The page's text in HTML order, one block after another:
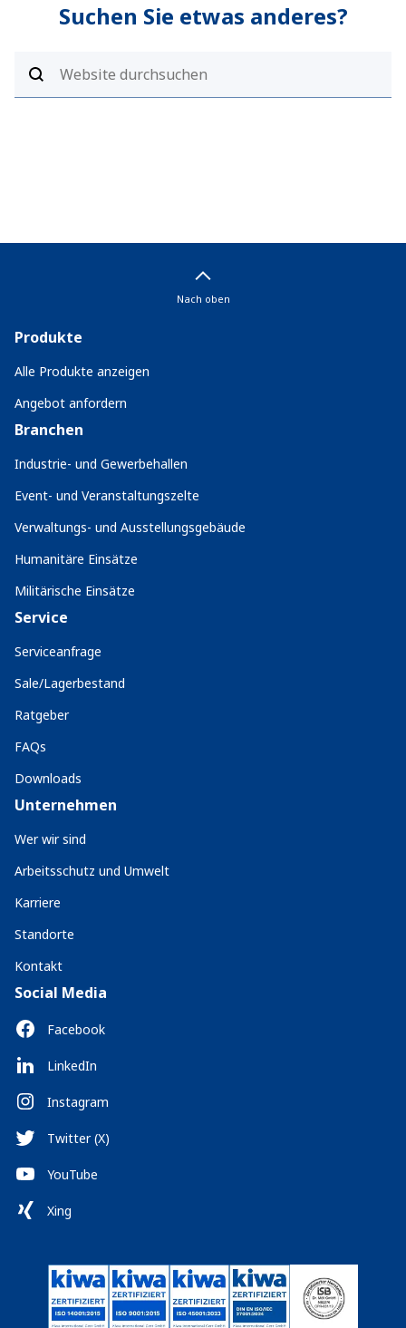
Suchen Sie etwas anderes?
Nach oben
Produkte
Alle Produkte anzeigen
Angebot anfordern
Branchen
Industrie- und Gewerbehallen
Event- und Veranstaltungszelte
Verwaltungs- und Ausstellungsgebäude
Humanitäre Einsätze
Militärische Einsätze
Service
Serviceanfrage
Sale/Lagerbestand
Ratgeber
FAQs
Downloads
Unternehmen
Wer wir sind
Arbeitsschutz und Umwelt
Karriere
Standorte
Kontakt
Social Media
Facebook
LinkedIn
Instagram
Twitter (X)
YouTube
Xing